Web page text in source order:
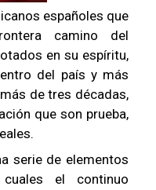
españoles que
camino del
en su espíritu,
del país y más
de tres décadas,
que son prueba,
serie de elementos
el continuo